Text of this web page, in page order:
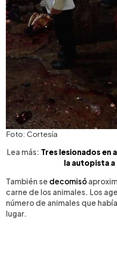
Foto: Cortesía
Lea más: Tres lesionados en
la autopista a
También se decomisó
carne de los animales. Los
número de animales que
lugar.